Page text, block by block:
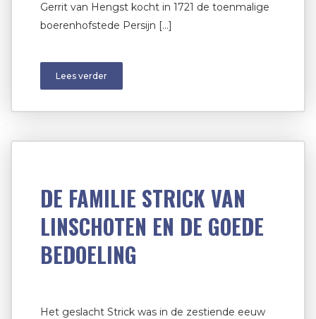
Gerrit van Hengst kocht in 1721 de toenmalige
boerenhofstede Persijn […]
Lees verder
DE FAMILIE STRICK VAN
LINSCHOTEN EN DE GOEDE
BEDOELING
Het geslacht Strick was in de zestiende eeuw